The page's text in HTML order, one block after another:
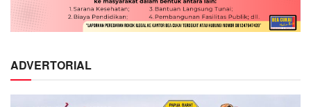
ADVERTORIAL